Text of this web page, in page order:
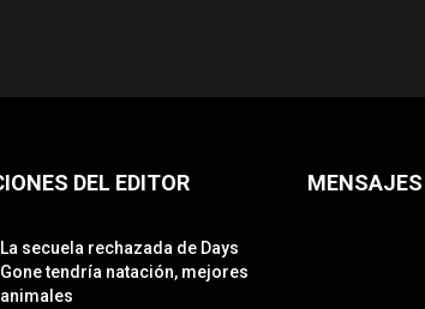
DEL EDITOR
La secuela rechazada de Days
Gone tendría natación, mejores
animales
MENSAJES